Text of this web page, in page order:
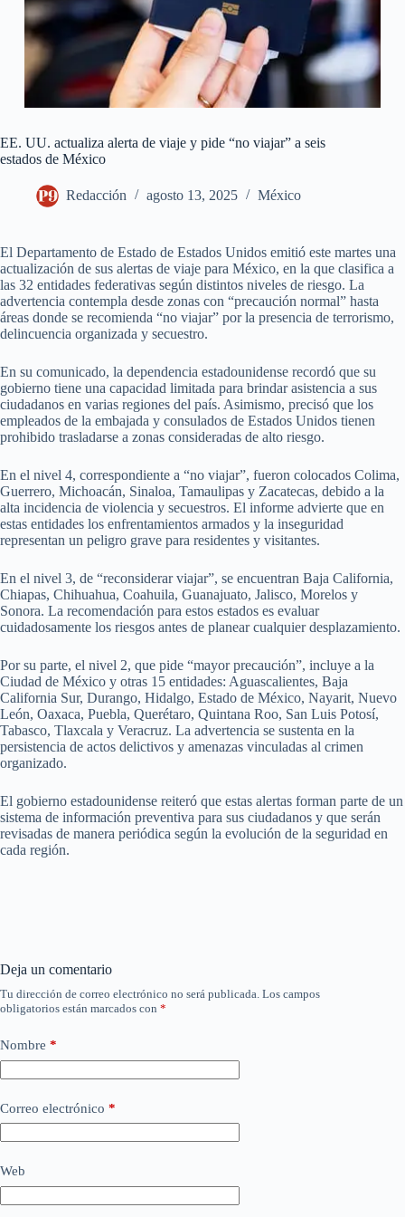
EE. UU. actualiza alerta de viaje y pide “no viajar” a seis
estados de México
Redacción agosto 13, 2025 México
El Departamento de Estado de Estados Unidos emitió este martes una
actualización de sus alertas de viaje para México, en la que clasifica a
las 32 entidades federativas según distintos niveles de riesgo. La
advertencia contempla desde zonas con “precaución normal” hasta
áreas donde se recomienda “no viajar” por la presencia de terrorismo,
delincuencia organizada y secuestro.
En su comunicado, la dependencia estadounidense recordó que su
gobierno tiene una capacidad limitada para brindar asistencia a sus
ciudadanos en varias regiones del país. Asimismo, precisó que los
empleados de la embajada y consulados de Estados Unidos tienen
prohibido trasladarse a zonas consideradas de alto riesgo.
En el nivel 4, correspondiente a “no viajar”, fueron colocados Colima,
Guerrero, Michoacán, Sinaloa, Tamaulipas y Zacatecas, debido a la
alta incidencia de violencia y secuestros. El informe advierte que en
estas entidades los enfrentamientos armados y la inseguridad
representan un peligro grave para residentes y visitantes.
En el nivel 3, de “reconsiderar viajar”, se encuentran Baja California,
Chiapas, Chihuahua, Coahuila, Guanajuato, Jalisco, Morelos y
Sonora. La recomendación para estos estados es evaluar
cuidadosamente los riesgos antes de planear cualquier desplazamiento.
Por su parte, el nivel 2, que pide “mayor precaución”, incluye a la
Ciudad de México y otras 15 entidades: Aguascalientes, Baja
California Sur, Durango, Hidalgo, Estado de México, Nayarit, Nuevo
León, Oaxaca, Puebla, Querétaro, Quintana Roo, San Luis Potosí,
Tabasco, Tlaxcala y Veracruz. La advertencia se sustenta en la
persistencia de actos delictivos y amenazas vinculadas al crimen
organizado.
El gobierno estadounidense reiteró que estas alertas forman parte de un
sistema de información preventiva para sus ciudadanos y que serán
revisadas de manera periódica según la evolución de la seguridad en
cada región.
Deja un comentario
Tu dirección de correo electrónico no será publicada. Los campos
obligatorios están marcados con *
Nombre *
Correo electrónico *
Web